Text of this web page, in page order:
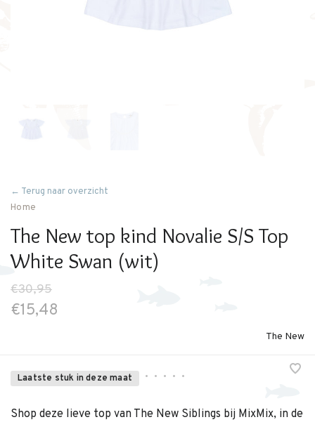
← Terug naar overzicht
Home
The New top kind Novalie S/S Top
White Swan (wit)
€30,95
€15,48
The New
Laatste stuk in deze maat • • • • •
Shop deze lieve top van The New Siblings bij MixMix, in de